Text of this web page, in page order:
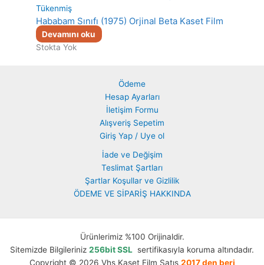
Tükenmiş
Hababam Sınıfı (1975) Orjinal Beta Kaset Film
Devamını oku
Stokta Yok
Ödeme
Hesap Ayarları
İletişim Formu
Alışveriş Sepetim
Giriş Yap / Uye ol
İade ve Değişim
Teslimat Şartları
Şartlar Koşullar ve Gizlilik
ÖDEME VE SİPARİŞ HAKKINDA
Ürünlerimiz %100 Orijinaldir.
Sitemizde Bilgileriniz 256bit SSL sertifikasıyla koruma altındadır.
Copyright © 2026 Vhs Kaset Film Satış 2017 den beri